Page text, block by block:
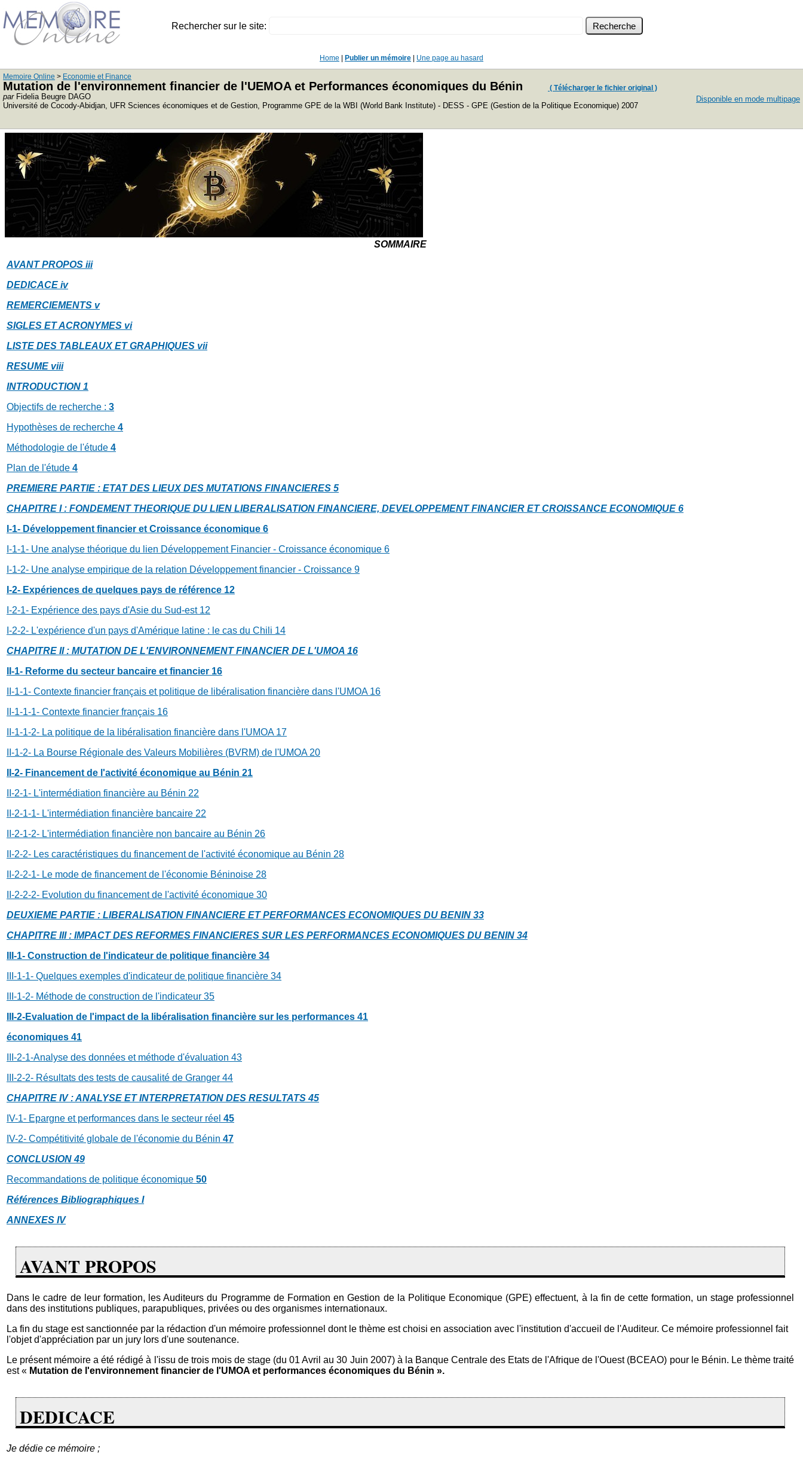
Rechercher sur le site:
Home Publier un mémoire Une page au hasard
Memoire Online > Economie et Finance
Mutation de l'environnement financier de l'UEMOA et Performances économiques du Bénin ( Télécharger le fichier original )
parFidelia Beugre DAGO
Université de Cocody-Abidjan, UFR Sciences économiques et de Gestion, Programme GPE de la WBI (World Bank Institute) - DESS - GPE (Gestion de la Politique Economique) 2007
Disponible en mode multipage
SOMMAIRE
AVANT PROPOS iii
DEDICACE iv
REMERCIEMENTS v
SIGLES ET ACRONYMES vi
LISTE DES TABLEAUX ET GRAPHIQUES vii
RESUME viii
INTRODUCTION 1
Objectifs de recherche : 3
Hypothèses de recherche 4
Méthodologie de l'étude 4
Plan de l'étude 4
PREMIERE PARTIE : ETAT DES LIEUX DES MUTATIONS FINANCIERES 5
CHAPITRE I : FONDEMENT THEORIQUE DU LIEN LIBERALISATION FINANCIERE, DEVELOPPEMENT FINANCIER ET CROISSANCE ECONOMIQUE 6
I-1- Développement financier et Croissance économique 6
I-1-1- Une analyse théorique du lien Développement Financier - Croissance économique 6
I-1-2- Une analyse empirique de la relation Développement financier - Croissance 9
I-2- Expériences de quelques pays de référence 12
I-2-1- Expérience des pays d'Asie du Sud-est 12
I-2-2- L'expérience d'un pays d'Amérique latine : le cas du Chili 14
CHAPITRE II : MUTATION DE L'ENVIRONNEMENT FINANCIER DE L'UMOA 16
II-1- Reforme du secteur bancaire et financier 16
II-1-1- Contexte financier français et politique de libéralisation financière dans l'UMOA 16
II-1-1-1- Contexte financier français 16
II-1-1-2- La politique de la libéralisation financière dans l'UMOA 17
II-1-2- La Bourse Régionale des Valeurs Mobilières (BVRM) de l'UMOA 20
II-2- Financement de l'activité économique au Bénin 21
II-2-1- L'intermédiation financière au Bénin 22
II-2-1-1- L'intermédiation financière bancaire 22
II-2-1-2- L'intermédiation financière non bancaire au Bénin 26
II-2-2- Les caractéristiques du financement de l'activité économique au Bénin 28
II-2-2-1- Le mode de financement de l'économie Béninoise 28
II-2-2-2- Evolution du financement de l'activité économique 30
DEUXIEME PARTIE : LIBERALISATION FINANCIERE ET PERFORMANCES ECONOMIQUES DU BENIN 33
CHAPITRE III : IMPACT DES REFORMES FINANCIERES SUR LES PERFORMANCES ECONOMIQUES DU BENIN 34
III-1- Construction de l'indicateur de politique financière 34
III-1-1- Quelques exemples d'indicateur de politique financière 34
III-1-2- Méthode de construction de l'indicateur 35
III-2-Evaluation de l'impact de la libéralisation financière sur les performances 41
économiques 41
III-2-1-Analyse des données et méthode d'évaluation 43
III-2-2- Résultats des tests de causalité de Granger 44
CHAPITRE IV : ANALYSE ET INTERPRETATION DES RESULTATS 45
IV-1- Epargne et performances dans le secteur réel 45
IV-2- Compétitivité globale de l'économie du Bénin 47
CONCLUSION 49
Recommandations de politique économique 50
Références Bibliographiques I
ANNEXES IV
AVANT PROPOS
Dans le cadre de leur formation, les Auditeurs du Programme de Formation en Gestion de la Politique Economique (GPE) effectuent, à la fin de cette formation, un stage professionnel
dans des institutions publiques, parapubliques, privées ou des organismes internationaux.
La fin du stage est sanctionnée par la rédaction d'un mémoire professionnel dont le thème est choisi en association avec l'institution d'accueil de l'Auditeur. Ce mémoire professionnel fait
l'objet d'appréciation par un jury lors d'une soutenance.
Le présent mémoire a été rédigé à l'issu de trois mois de stage (du 01 Avril au 30 Juin 2007) à la Banque Centrale des Etats de l'Afrique de l'Ouest (BCEAO) pour le Bénin. Le thème traité
est « Mutation de l'environnement financier de l'UMOA et performances économiques du Bénin ».
DEDICACE
Je dédie ce mémoire ;